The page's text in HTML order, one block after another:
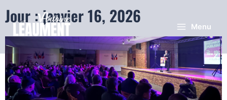
Menu
Jour : janvier 16, 2026